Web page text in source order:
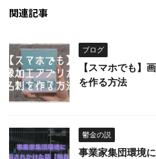
関連記事
ブログ
【スマホでも】
を作る方法
鬱金の説
事業家集団環境